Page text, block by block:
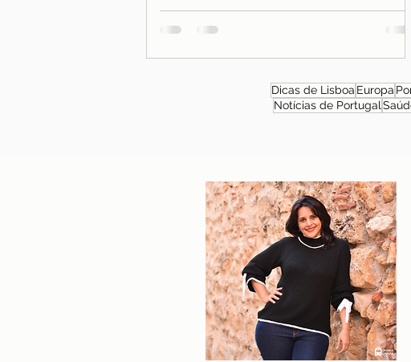
Dicas de Lisboa Europa
Notícias de Portugal